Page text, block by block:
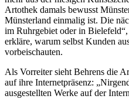
Artothek damals bewusst
Münsterland einmalig ist. Die
im Ruhrgebiet oder in
erkläre, warum selbst Kunden
vorbeischauten.
Als Vorreiter sieht Behrens die
auf ihre Internetpräsenz:
ausgestellten Werke auf der